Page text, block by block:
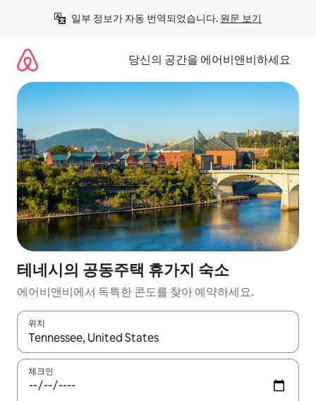
일부 정보가 자동 번역되었습니다. 원문 보기
당신의 공간을 에어비앤비하세요
테네시의 공동주택 휴가지 숙소
에어비앤비에서 독특한 콘도를 찾아 예약하세요.
위치
결과가 나오면 위·아래 화살표 키를 사용하거나 터치 또는 스와이
체크인